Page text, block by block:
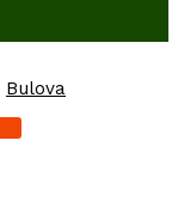
Bulova